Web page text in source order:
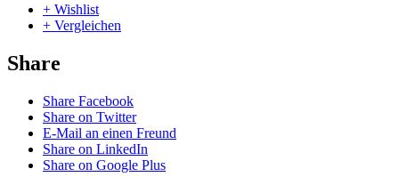
+ Wishlist
+ Vergleichen
Share
Share Facebook
Share on Twitter
E-Mail an einen Freund
Share on LinkedIn
Share on Google Plus